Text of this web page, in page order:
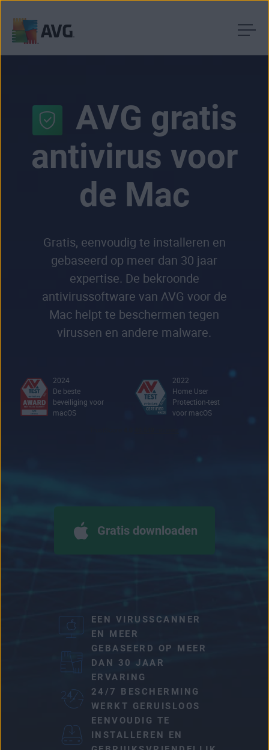
AVG gratis
antivirus voor
de Mac
Gratis, eenvoudig te installeren en
gebaseerd op meer dan 30 jaar
expertise. De bekroonde
antivirussoftware van AVG voor de
Mac helpt te beschermen tegen
virussen en andere malware.
2024
De beste
beveiliging voor
macOS
2022
Home User
Protection-test
voor macOS
Gratis downloaden
EEN VIRUSSCANNER
EN MEER
GEBASEERD OP MEER
DAN 30 JAAR
ERVARING
24/7 BESCHERMING
WERKT GERUISLOOS
EENVOUDIG TE
INSTALLEREN EN